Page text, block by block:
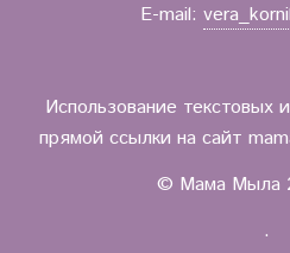
E-mail:
Использование текстовых
прямой ссылки на сайт
© Мама Мыла
.